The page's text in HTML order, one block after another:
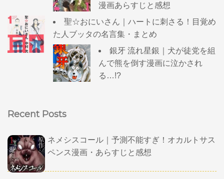
漫画あらすじと感想
聖☆おにいさん｜ハートに刺さる！目覚め
た人ブッタの名言集・まとめ
銀牙 流れ星銀｜犬が徒党を組
んで熊を倒す漫画に泣かされ
る…!?
Recent Posts
ネメシスコール｜予測不能すぎ！オカルトサス
ペンス漫画・あらすじと感想